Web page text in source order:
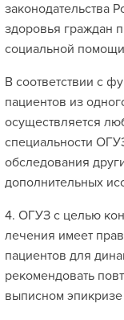
законодательства
здоровья граждан
социальной
В соответствии с
пациентов из
осуществляется
специальности
обследования
дополнительных
4. ОГУЗ с целью
лечения имеет
пациентов для
рекомендовать
выписном